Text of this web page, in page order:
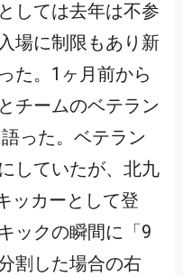
しては去年は不参
場に制限もあり新
た。1ヶ月前から
チームのベテラン
った。ベテラン
していたが、北九
ッカーとして登
ックの瞬間に「9
割した場合の右